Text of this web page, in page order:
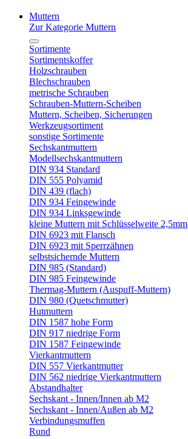
Muttern
Zur Kategorie Muttern
Sortimente
Sortimentskoffer
Holzschrauben
Blechschrauben
metrische Schrauben
Schrauben-Muttern-Scheiben
Muttern, Scheiben, Sicherungen
Werkzeugsortiment
sonstige Sortimente
Sechskantmuttern
Modellsechskantmuttern
DIN 934 Standard
DIN 555 Polyamid
DIN 439 (flach)
DIN 934 Feingewinde
DIN 934 Linksgewinde
kleine Muttern mit Schlüsselweite 2,5mm
DIN 6923 mit Flansch
DIN 6923 mit Sperrzähnen
selbstsichernde Muttern
DIN 985 (Standard)
DIN 985 Feingewinde
Thermag-Muttern (Auspuff-Muttern)
DIN 980 (Quetschmutter)
Hutmuttern
DIN 1587 hohe Form
DIN 917 niedrige Form
DIN 1587 Feingewinde
Vierkantmuttern
DIN 557 Vierkantmutter
DIN 562 niedrige Vierkantmuttern
Abstandhalter
Sechskant - Innen/Innen ab M2
Sechskant - Innen/Außen ab M2
Verbindungsmuffen
Rund